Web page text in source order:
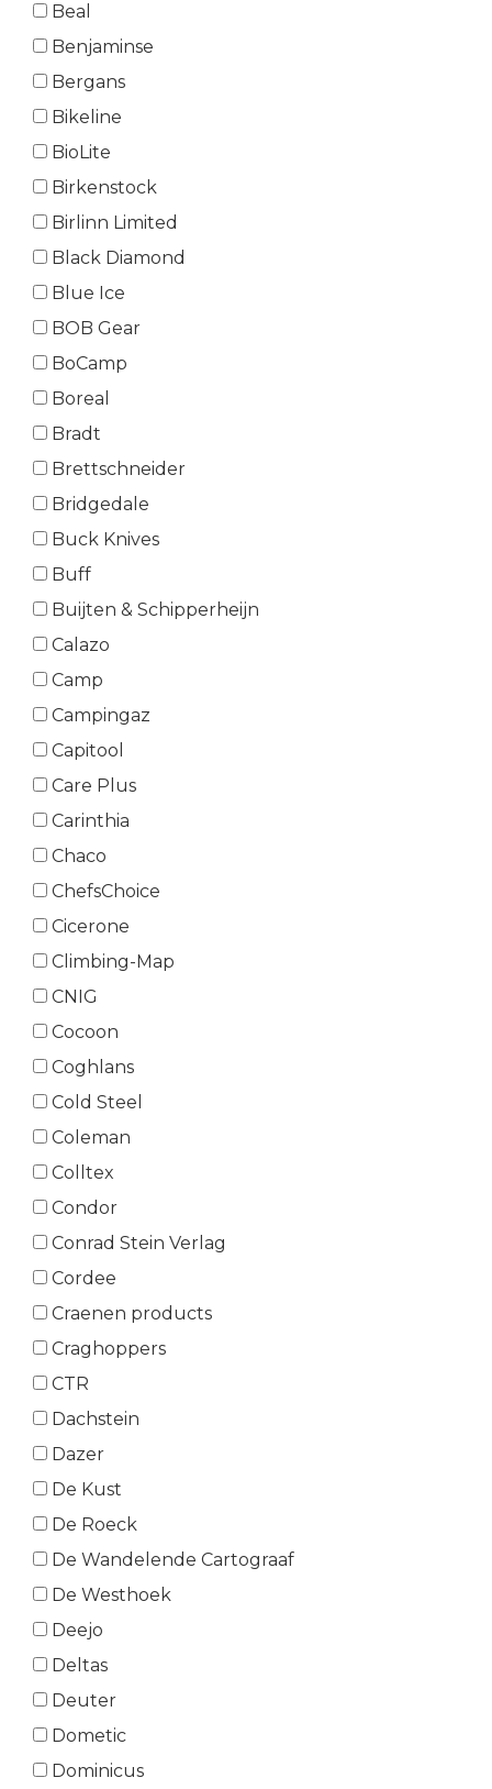
Beal
Benjaminse
Bergans
Bikeline
BioLite
Birkenstock
Birlinn Limited
Black Diamond
Blue Ice
BOB Gear
BoCamp
Boreal
Bradt
Brettschneider
Bridgedale
Buck Knives
Buff
Buijten & Schipperheijn
Calazo
Camp
Campingaz
Capitool
Care Plus
Carinthia
Chaco
ChefsChoice
Cicerone
Climbing-Map
CNIG
Cocoon
Coghlans
Cold Steel
Coleman
Colltex
Condor
Conrad Stein Verlag
Cordee
Craenen products
Craghoppers
CTR
Dachstein
Dazer
De Kust
De Roeck
De Wandelende Cartograaf
De Westhoek
Deejo
Deltas
Deuter
Dometic
Dominicus